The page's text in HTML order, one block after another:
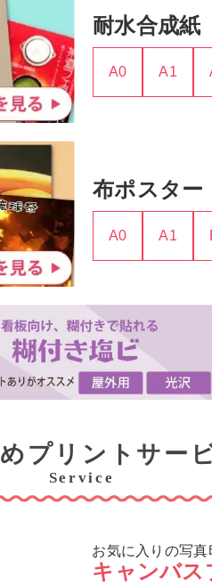
耐水合成紙
A0 A1
布ポスター
A0 A1
プリントサー
Service
お気に入りの写
キャンバス